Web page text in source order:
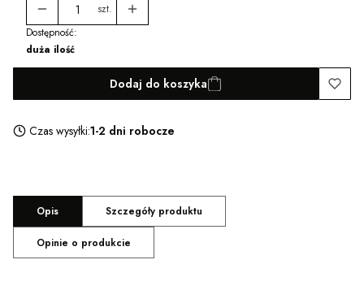
szt.
Dostępność:
duża ilość
Dodaj do koszyka
Czas wysyłki:1-2 dni robocze
Opis Szczegóły produktu
Opinie o produkcie